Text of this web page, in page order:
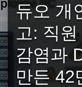
듀오 개
고: 직
감염과
만든 42